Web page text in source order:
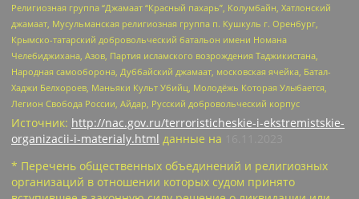
Религиозная группа “Джамаат “Красный пахарь”, Колумбайн, Хатлонский
джамаат, Мусульманская религиозная группа п. Кушкуль г. Оренбург,
Крымско-татарский добровольческий батальон имени Номана
Челебиджихана, Азов, Партия исламского возрождения Таджикистана,
Народная самооборона, Дуббайский джамаат, московская ячейка, Батал-
Хаджи Белхороев, Маньяки Культ Убийц, Молодёжь Которая Улыбается,
Легион Свобода России, Айдар, Русский добровольческий корпус
Источник: http://nac.gov.ru/terroristicheskie-i-ekstremistskie-
organizacii-i-materialy.html данные на
* Перечень общественных объединений и религиозных
организаций в отношении которых судом принято